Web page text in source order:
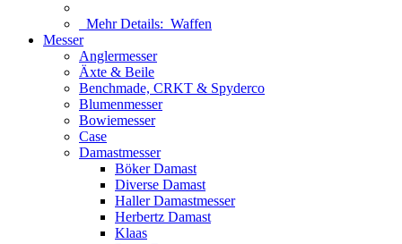
Mehr Details: Waffen
Messer
Anglermesser
Äxte & Beile
Benchmade, CRKT & Spyderco
Blumenmesser
Bowiemesser
Case
Damastmesser
Böker Damast
Diverse Damast
Haller Damastmesser
Herbertz Damast
Klaas